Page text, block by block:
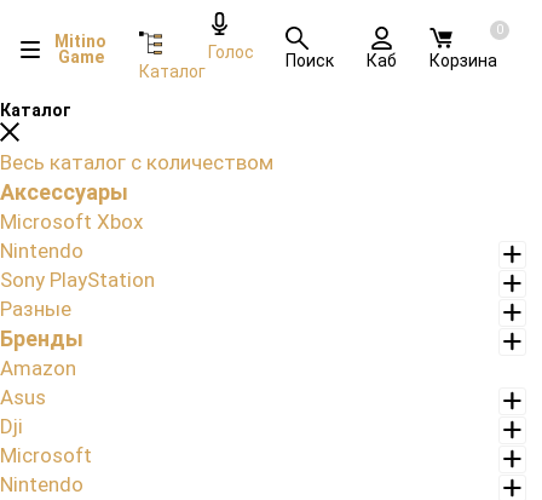
Mitino
Game
Каталог
Голос Поиск Каб
0
Корзина
Каталог
Весь каталог с количеством
Аксессуары
Microsoft Xbox
Nintendo
Sony PlayStation
Разные
Бренды
Amazon
Asus
Dji
Microsoft
Nintendo